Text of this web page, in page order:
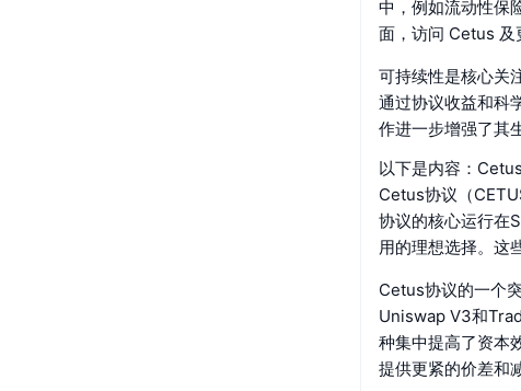
中，例如流动性保
面，访问 Cetus 及
可持续性是核心关
通过协议收益和科
作进一步增强了其
以下是内容：
Cetus协议（
协议的核心运行在
用的理想选择。这
Cetus协议的一个
Uniswap V3和
种集中提高了资本
提供更紧的价差和